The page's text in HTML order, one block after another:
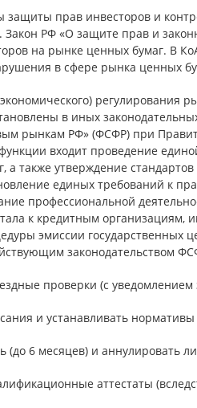
защиты прав инвесторов и
Закон РФ «О защите прав и
на рынке ценных бумаг. В
в сфере рынка ценных
регулирования
в иных
рынкам РФ» (ФСФР) при
входит проведение
а также утверждение
единых требований к
профессиональной
к кредитным
эмиссии государственных
законодательством
проверки (с уведомлением
и устанавливать
(до 6 месяцев) и аннулировать
аттестаты